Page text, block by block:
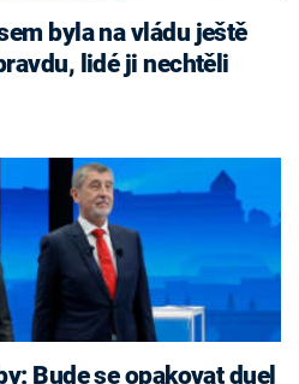
byla na vládu ještě
lidé ji nechtěli